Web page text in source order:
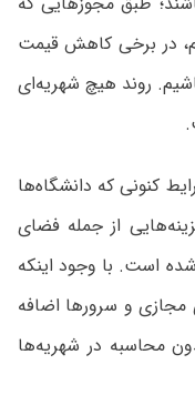
در برخی کاهش قیمت
روند هیچ شهریه‌ای
کنونی که دانشگاه‌ها
از جمله فضای
است. با وجود اینکه
و سرورها اضافه
محاسبه در شهریه‌ها